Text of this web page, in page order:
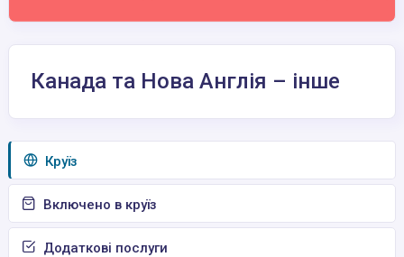
Канада та Нова Англія – інше
Круїз
Включено в круїз
Додаткові послуги